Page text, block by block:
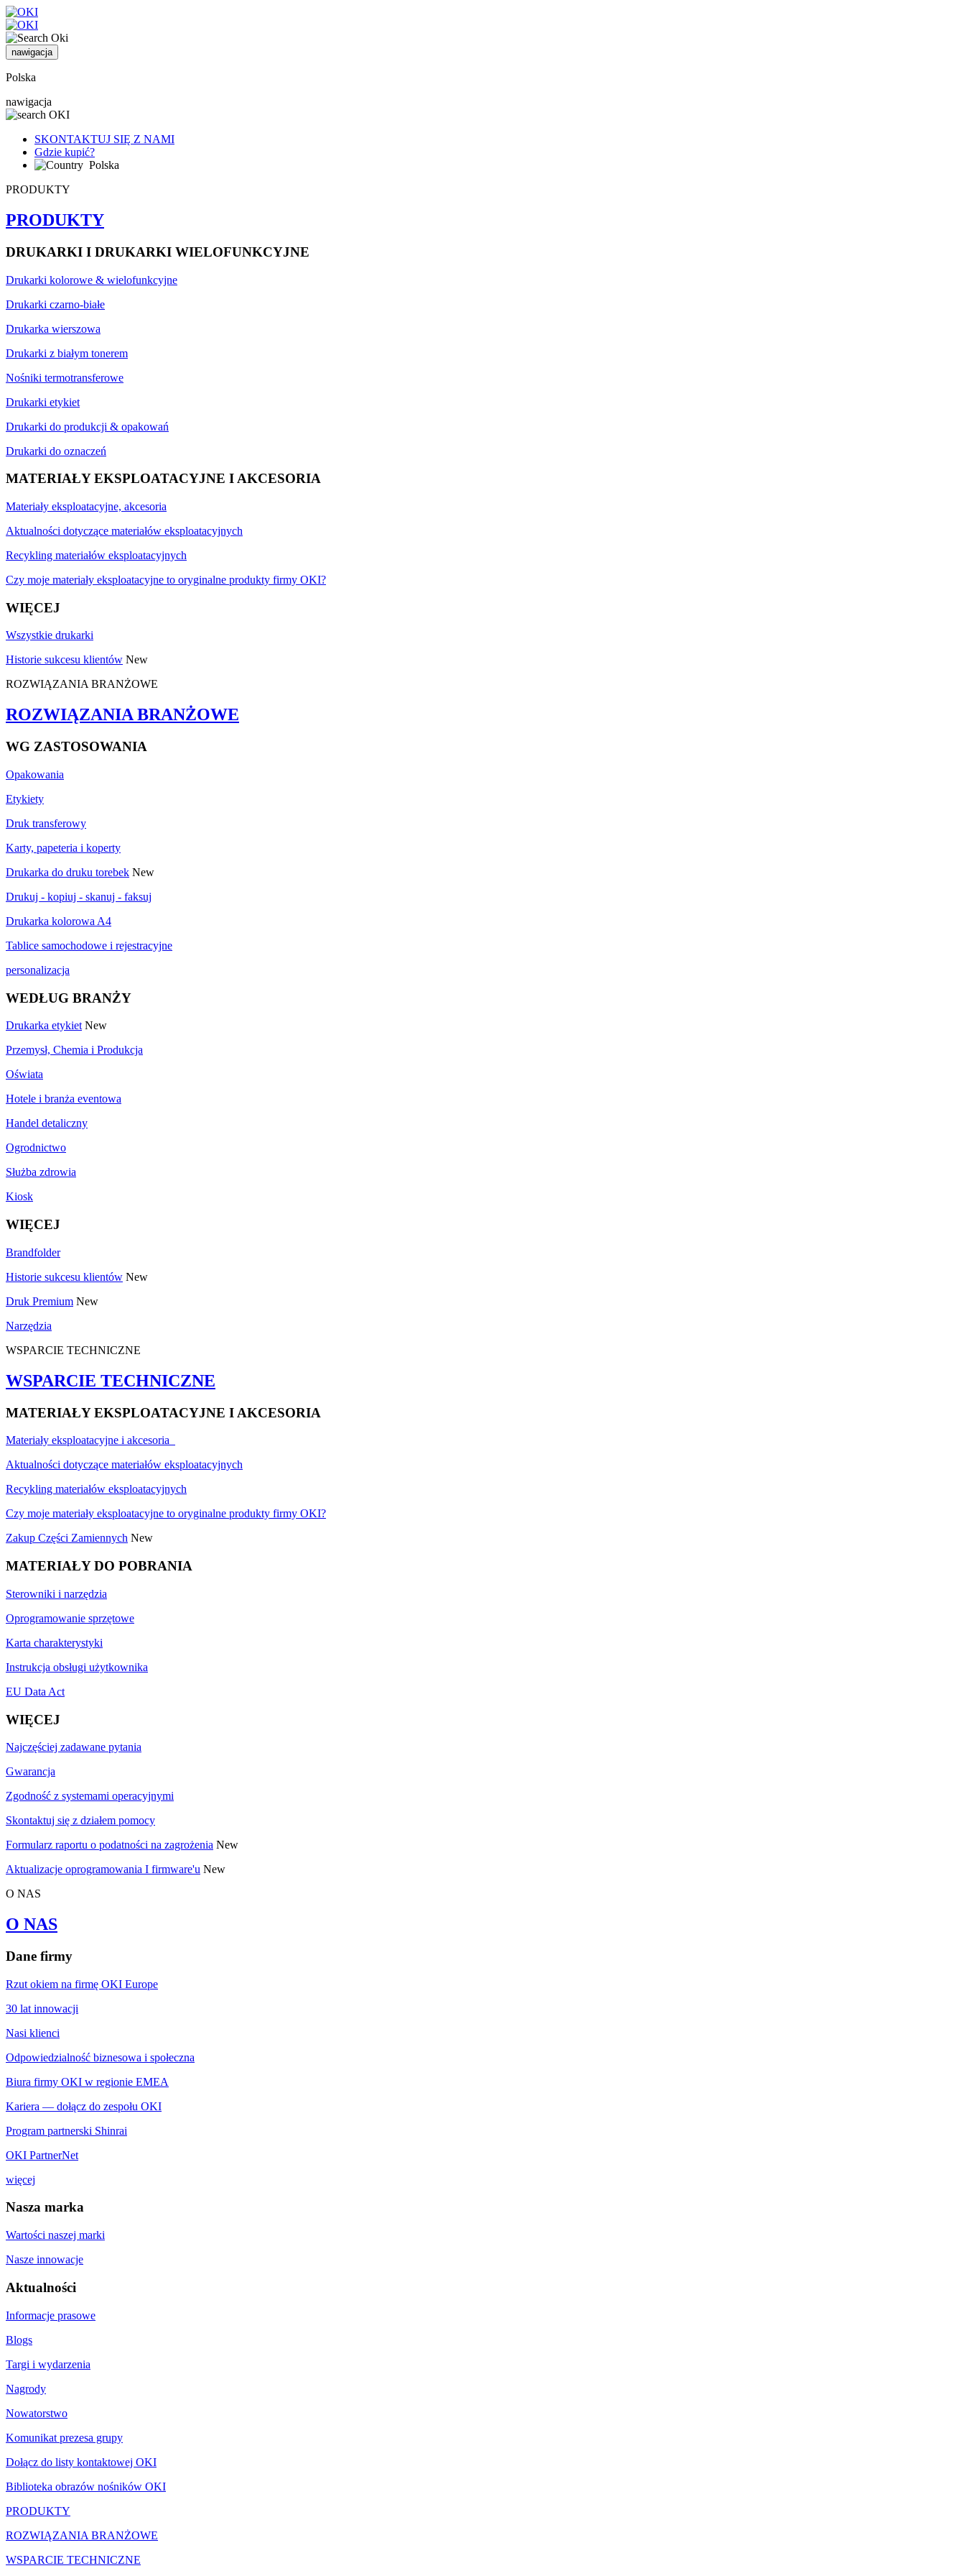
nawigacja
Polska
nawigacja
SKONTAKTUJ SIĘ Z NAMI
Gdzie kupić?
Polska
PRODUKTY
PRODUKTY
DRUKARKI I DRUKARKI WIELOFUNKCYJNE
Drukarki kolorowe & wielofunkcyjne
Drukarki czarno-białe
Drukarka wierszowa
Drukarki z białym tonerem
Nośniki termotransferowe
Drukarki etykiet
Drukarki do produkcji & opakowań
Drukarki do oznaczeń
MATERIAŁY EKSPLOATACYJNE I AKCESORIA
Materiały eksploatacyjne, akcesoria
Aktualności dotyczące materiałów eksploatacyjnych
Recykling materiałów eksploatacyjnych
Czy moje materiały eksploatacyjne to oryginalne produkty firmy OKI?
WIĘCEJ
Wszystkie drukarki
Historie sukcesu klientów New
ROZWIĄZANIA BRANŻOWE
ROZWIĄZANIA BRANŻOWE
WG ZASTOSOWANIA
Opakowania
Etykiety
Druk transferowy
Karty, papeteria i koperty
Drukarka do druku torebek New
Drukuj - kopiuj - skanuj - faksuj
Drukarka kolorowa A4
Tablice samochodowe i rejestracyjne
personalizacja
WEDŁUG BRANŻY
Drukarka etykiet New
Przemysł, Chemia i Produkcja
Oświata
Hotele i branża eventowa
Handel detaliczny
Ogrodnictwo
Służba zdrowia
Kiosk
WIĘCEJ
Brandfolder
Historie sukcesu klientów New
Druk Premium New
Narzędzia
WSPARCIE TECHNICZNE
WSPARCIE TECHNICZNE
MATERIAŁY EKSPLOATACYJNE I AKCESORIA
Materiały eksploatacyjne i akcesoria
Aktualności dotyczące materiałów eksploatacyjnych
Recykling materiałów eksploatacyjnych
Czy moje materiały eksploatacyjne to oryginalne produkty firmy OKI?
Zakup Części Zamiennych New
MATERIAŁY DO POBRANIA
Sterowniki i narzędzia
Oprogramowanie sprzętowe
Karta charakterystyki
Instrukcja obsługi użytkownika
EU Data Act
WIĘCEJ
Najczęściej zadawane pytania
Gwarancja
Zgodność z systemami operacyjnymi
Skontaktuj się z działem pomocy
Formularz raportu o podatności na zagrożenia New
Aktualizacje oprogramowania I firmware'u New
O NAS
O NAS
Dane firmy
Rzut okiem na firmę OKI Europe
30 lat innowacji
Nasi klienci
Odpowiedzialność biznesowa i społeczna
Biura firmy OKI w regionie EMEA
Kariera — dołącz do zespołu OKI
Program partnerski Shinrai
OKI PartnerNet
więcej
Nasza marka
Wartości naszej marki
Nasze innowacje
Aktualności
Informacje prasowe
Blogs
Targi i wydarzenia
Nagrody
Nowatorstwo
Komunikat prezesa grupy
Dołącz do listy kontaktowej OKI
Biblioteka obrazów nośników OKI
PRODUKTY
ROZWIĄZANIA BRANŻOWE
WSPARCIE TECHNICZNE